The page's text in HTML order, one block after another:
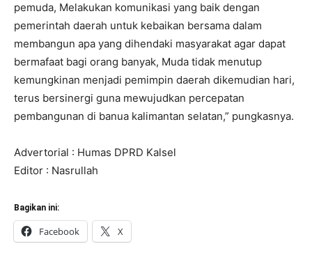
pemuda, Melakukan komunikasi yang baik dengan
pemerintah daerah untuk kebaikan bersama dalam
membangun apa yang dihendaki masyarakat agar dapat
bermafaat bagi orang banyak, Muda tidak menutup
kemungkinan menjadi pemimpin daerah dikemudian hari,
terus bersinergi guna mewujudkan percepatan
pembangunan di banua kalimantan selatan,” pungkasnya.
Advertorial : Humas DPRD Kalsel
Editor : Nasrullah
Bagikan ini:
Facebook X